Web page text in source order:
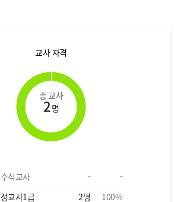
교사 자격
총 교사
2명
수석교사 -
-
정교사1급
2명 100%